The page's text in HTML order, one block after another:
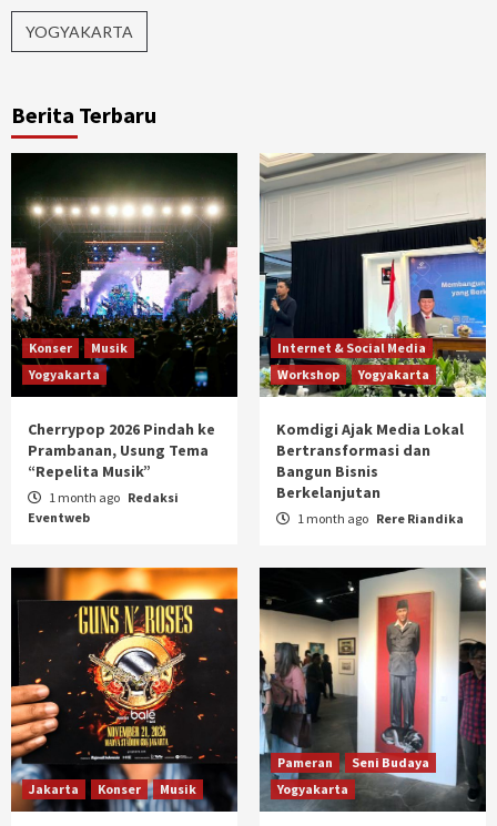
YOGYAKARTA
Berita Terbaru
Konser
Musik
Yogyakarta
Cherrypop 2026 Pindah ke
Prambanan, Usung Tema
“Repelita Musik”
1 month ago Redaksi
Eventweb
Internet & Social Media
Workshop
Yogyakarta
Komdigi Ajak Media Lokal
Bertransformasi dan
Bangun Bisnis
Berkelanjutan
1 month ago Rere Riandika
Jakarta Konser Musik
Pameran
Seni Budaya
Yogyakarta